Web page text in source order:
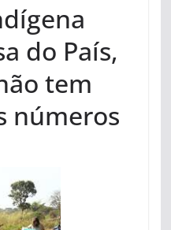
do País,
tem
números